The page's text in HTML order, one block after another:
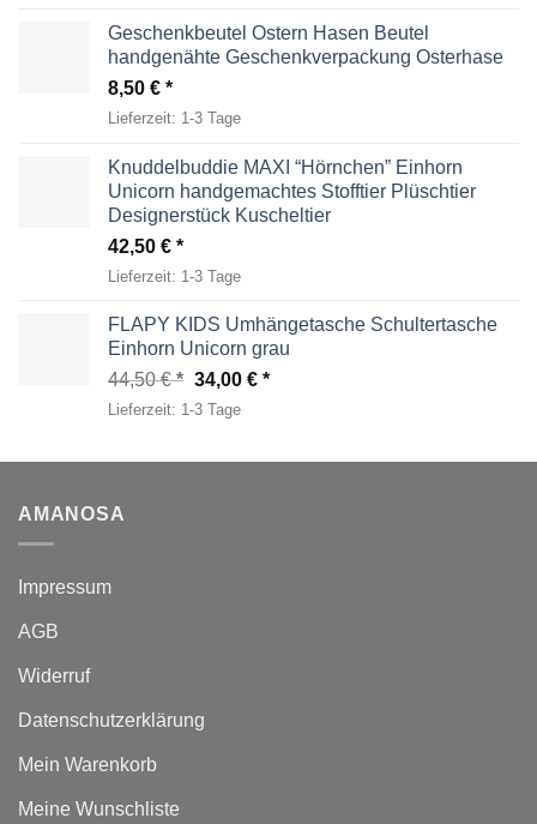
Geschenkbeutel Ostern Hasen Beutel
handgenähte Geschenkverpackung Osterhase
8,50 €
Lieferzeit: 1-3 Tage
Knuddelbuddie MAXI “Hörnchen” Einhorn
Unicorn handgemachtes Stofftier Plüschtier
Designerstück Kuscheltier
42,50 €
Lieferzeit: 1-3 Tage
FLAPY KIDS Umhängetasche Schultertasche
Einhorn Unicorn grau
44,50€
Ursprünglicher
Preis
34,00 € Aktueller
Lieferzeit: 1-3 Tage
AMANOSA
Impressum
AGB
Widerruf
Datenschutzerklärung
Mein Warenkorb
Meine Wunschliste